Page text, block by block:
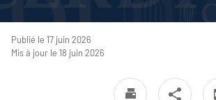
Publié le 17 juin 2026
Mis à jour le 18 juin 2026